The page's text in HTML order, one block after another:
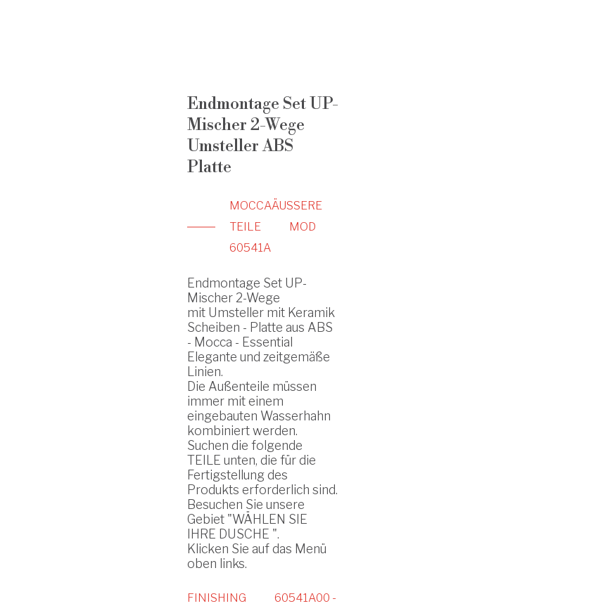
Endmontage Set UP-
Mischer 2-Wege
Umsteller ABS
Platte
MOCCAÄUSSERE
TEILE
MOD
60541A
Endmontage Set UP-
Mischer 2-Wege
mit Umsteller mit Keramik
Scheiben - Platte aus ABS
- Mocca - Essential
Elegante und zeitgemäße
Linien.
Die Außenteile müssen
immer mit einem
eingebauten Wasserhahn
kombiniert werden.
Suchen die folgende
TEILE unten, die für die
Fertigstellung des
Produkts erforderlich sind.
Besuchen Sie unsere
Gebiet "WÄHLEN SIE
IHRE DUSCHE ".
Klicken Sie auf das Menü
oben links.
FINISHING
60541A00 -